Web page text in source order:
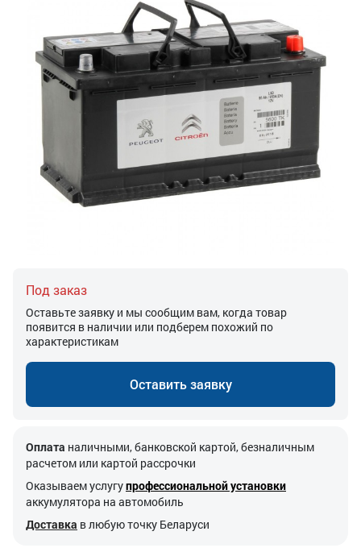
Под заказ
Оставьте заявку и мы сообщим вам, когда товар
появится в наличии или подберем похожий по
характеристикам
Оставить заявку
Оплата наличными, банковской картой, безналичным
расчетом или картой рассрочки
Оказываем услугупрофессиональной установки
аккумулятора на автомобиль
Доставка в любую точку Беларуси